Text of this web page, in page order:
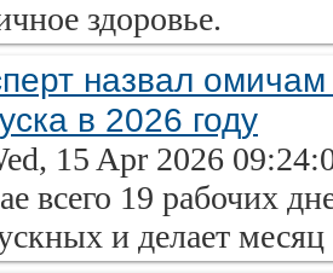
здоровье.
назвал
в 2026 году
15 Apr 2026
всего 19 рабочих
и делает